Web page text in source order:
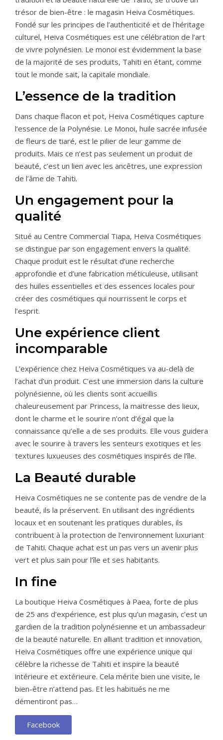
trésor de bien-être : le magasin Heiva Cosmétiques.
Fondé sur les principes de l’authenticité et de l’héritage
culturel, Heiva Cosmétiques est une célébration de l’art
de vivre polynésien. Le monoi est évidemment la base
de la majorité de ses produits, Tahiti en étant, comme
tout le monde sait, la capitale mondiale.
L’essence de la tradition
Dans chaque flacon et pot, Heiva Cosmétiques capture
l’essence de la Polynésie. Le Monoi, huile sacrée infusée
de fleurs de tiaré, est le pilier de leur gamme de
produits. Mais ce n’est pas seulement un produit de
beauté, c’est un lien avec les ancêtres, une expression
de l’âme de Tahiti.
Un engagement pour la
qualité
Situé au Centre Commercial Tiapa, Heiva Cosmétiques
se distingue par son engagement envers la qualité.
Chaque produit est le résultat d’une recherche
approfondie et d’une fabrication méticuleuse, utilisant
des huiles essentielles et des essences locales pour
créer des cosmétiques qui nourrissent le corps et
l’esprit.
Une expérience client
incomparable
L’expérience chez Heiva Cosmétiques va au-delà de
l’achat d’un produit. C’est une immersion dans la culture
polynésienne, où les clients sont accueillis
chaleureusement par Princess, la maitresse des lieux,
dont le charme et le sourire n’ont d’égal que la
connaissance qu’elle a de ses produits. Elle vous guidera
avec le sourire à travers les senteurs exotiques et les
textures luxueuses des cosmétiques inspirés de l’île.
La Beauté durable
Heiva Cosmétiques ne se contente pas de vendre de la
beauté, ils la préservent. En utilisant des ingrédients
locaux et en soutenant les pratiques durables, ils
contribuent à la protection de l’environnement luxuriant
de Tahiti. Chaque achat est un pas vers un avenir plus
vert et plus sain pour l’île et ses habitants.
In fine
La boutique Heiva Cosmétiques à Paea, forte de plus
de 25 ans d’expérience, est plus qu’un magasin, c’est un
gardien de la tradition polynésienne et un ambassadeur
de la beauté naturelle. En alliant tradition et innovation,
Heiva Cosmétiques offre une expérience unique qui
célèbre la richesse de Tahiti et inspire la beauté
intérieure et extérieure. Cela mérite bien une visite, le
bien-être n’attend pas. Et les habitués ne me
démentiront pas…
Facebook